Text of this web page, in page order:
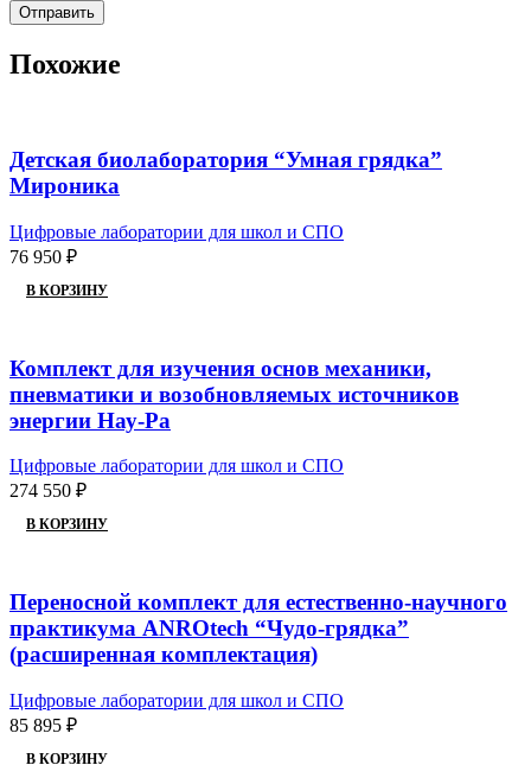
Отправить
Похожие
Детская биолаборатория “Умная грядка”
Мироника
Цифровые лаборатории для школ и СПО
76 950 ₽
В КОРЗИНУ
Комплект для изучения основ механики,
пневматики и возобновляемых источников
энергии Нау-Ра
Цифровые лаборатории для школ и СПО
274 550 ₽
В КОРЗИНУ
Переносной комплект для естественно-научного
практикума ANROtech “Чудо-грядка”
(расширенная комплектация)
Цифровые лаборатории для школ и СПО
85 895 ₽
В КОРЗИНУ